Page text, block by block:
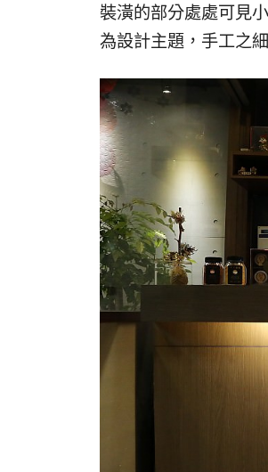
裝潢的部分處處可見
為設計主題，手工之